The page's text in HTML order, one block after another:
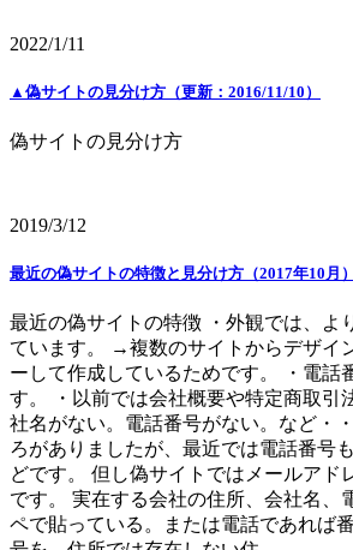
2022/1/11
▲偽サイトの見分け方（更新：2016/11/10）
偽サイトの見分け方
2019/3/12
最近の偽サイトの特徴と見分け方（2017年10月）
最近の偽サイトの特徴 ・外観では、よ
ています。 →複数のサイトからデザイ
ーして作成しているためです。 ・電話
す。 ・以前では会社概要や特定商取引
社名がない。電話番号がない。など・
ろがありましたが、最近では電話番号
どです。 但し偽サイトではメールアド
です。 実在する会社の住所、会社名、
ペで貼っている。または電話であれば